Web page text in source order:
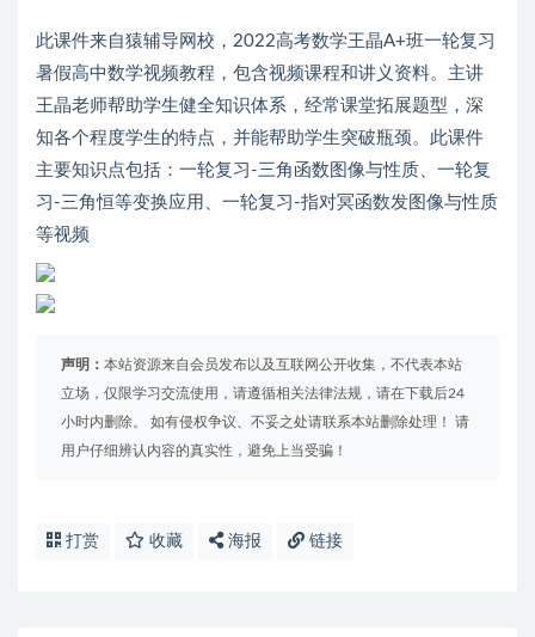
此课件来自猿辅导网校，2022高考数学王晶A+班一轮复习
暑假高中数学视频教程，包含视频课程和讲义资料。主讲
王晶老师帮助学生健全知识体系，经常课堂拓展题型，深
知各个程度学生的特点，并能帮助学生突破瓶颈。此课件
主要知识点包括：一轮复习-三角函数图像与性质、一轮复
习-三角恒等变换应用、一轮复习-指对冥函数发图像与性质
等视频
声明： 本站资源来自会员发布以及互联网公开收集，不代表本站
立场，仅限学习交流使用，请遵循相关法律法规，请在下载后24
小时内删除。 如有侵权争议、不妥之处请联系本站删除处理！ 请
用户仔细辨认内容的真实性，避免上当受骗！
打赏 收藏 海报 链接